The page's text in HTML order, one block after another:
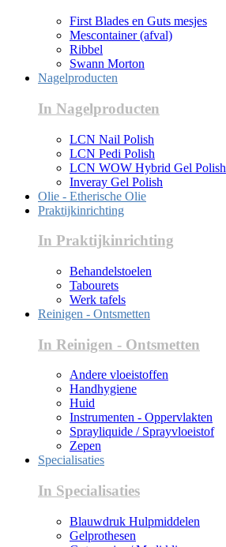
First Blades en Guts mesjes
Mescontainer (afval)
Ribbel
Swann Morton
Nagelproducten
In Nagelproducten
LCN Nail Polish
LCN Pedi Polish
LCN WOW Hybrid Gel Polish
Inveray Gel Polish
Olie - Etherische Olie
Praktijkinrichting
In Praktijkinrichting
Behandelstoelen
Tabourets
Werk tafels
Reinigen - Ontsmetten
In Reinigen - Ontsmetten
Andere vloeistoffen
Handhygiene
Huid
Instrumenten - Oppervlakten
Sprayliquide / Sprayvloeistof
Zepen
Specialisaties
In Specialisaties
Blauwdruk Hulpmiddelen
Gelprothesen